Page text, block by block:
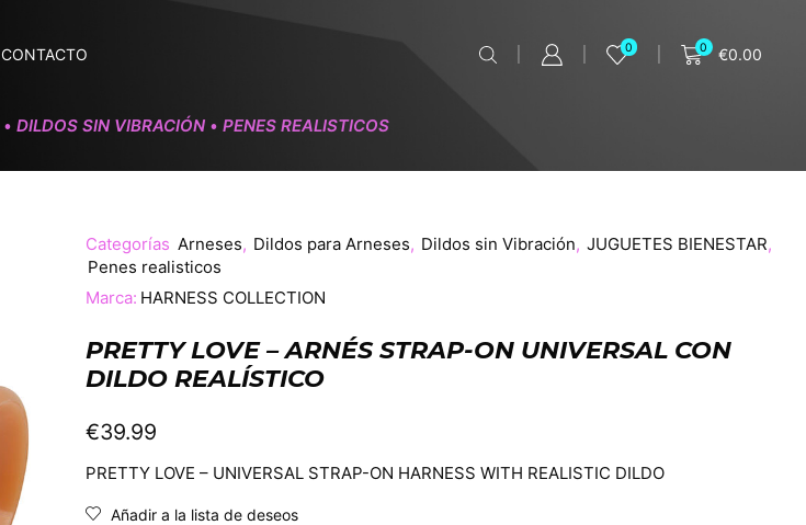
CONTACTO 0 0 €0.00
• DILDOS SIN VIBRACIÓN • PENES REALISTICOS
Categorías Arneses, Dildos para Arneses, Dildos sin Vibración, JUGUETES BIENESTAR,
Penes realisticos
Marca: HARNESS COLLECTION
PRETTY LOVE – ARNÉS STRAP-ON UNIVERSAL CON
DILDO REALÍSTICO
€39.99
PRETTY LOVE – UNIVERSAL STRAP-ON HARNESS WITH REALISTIC DILDO
Añadir a la lista de deseos